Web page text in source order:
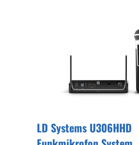
LD Systems U306HHD